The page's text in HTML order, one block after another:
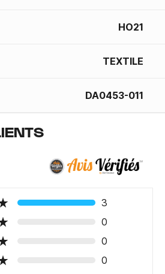
HO21
TEXTILE
DA0453-011
3
0
0
0